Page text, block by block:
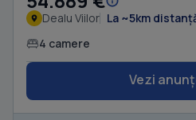
Dealu Viilor La ~5km
4 camere
Vezi